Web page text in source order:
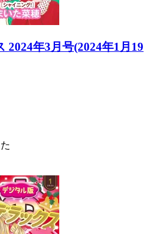
2024年3月号(2024年1月19